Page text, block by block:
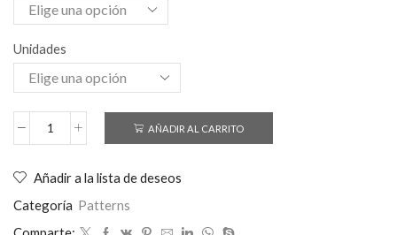
Unidades
AÑADIR AL CARRITO
Añadir a la lista de deseos
Categoría Patterns